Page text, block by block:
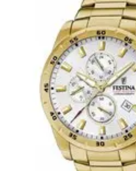
Évaluation des montresGuides d'Achat
Cadeaux et Occasions
Horlogerie de Luxe